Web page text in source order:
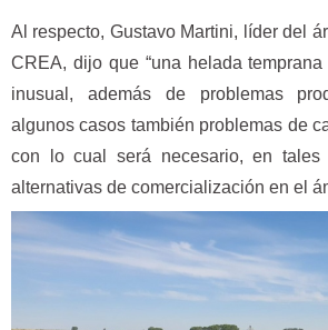
Al respecto, Gustavo Martini, líder del
CREA, dijo que “una helada
inusual, además de problemas
algunos casos también problemas de
con lo cual será necesario, en tales
alternativas de comercialización en el